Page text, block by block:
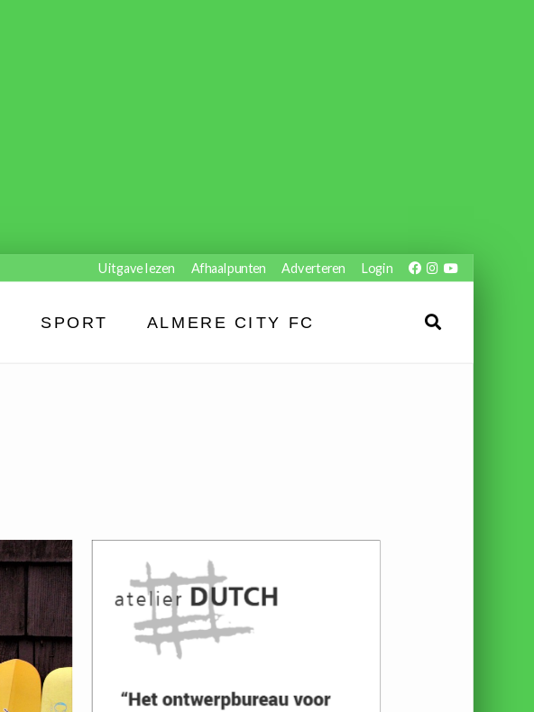
Uitgave lezen Afhaalpunten Adverteren Login
SPORT ALMERE CITY FC